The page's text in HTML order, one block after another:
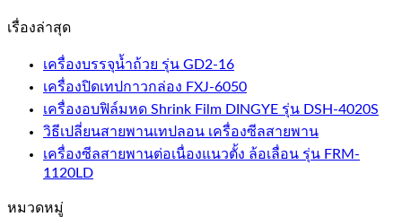
เรื่องล่าสุด
เครื่องบรรจุน้ำถ้วย รุ่น GD2-16
เครื่องปิดเทปกาวกล่อง FXJ-6050
เครื่องอบฟิล์มหด Shrink Film DINGYE รุ่น DSH-4020S
วิธีเปลี่ยนสายพานเทปลอน เครื่องซีลสายพาน
เครื่องซีลสายพานต่อเนื่องแนวตั้ง ล้อเลื่อน รุ่น FRM-
1120LD
หมวดหมู่